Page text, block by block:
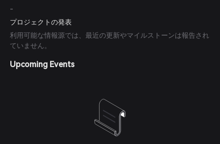
-
プロジェクトの発表
利用可能な情報源では、最近の更新やマイルストーンは報告され
ていません。
Upcoming Events